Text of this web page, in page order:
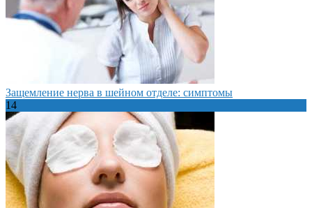
Защемление нерва в шейном отделе: симптомы
14